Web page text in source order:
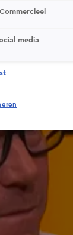
media